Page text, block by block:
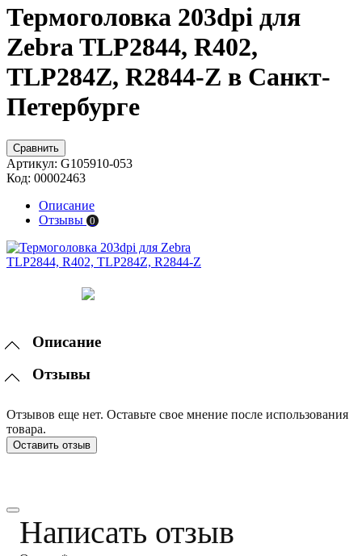
Термоголовка 203dpi для
Zebra TLP2844, R402,
TLP284Z, R2844-Z в Санкт-
Петербурге
Сравнить
Артикул: G105910-053
Код: 00002463
Описание
Отзывы 0
Описание
Отзывы
Отзывов еще нет. Оставьте свое мнение после использования
товара.
Оставить отзыв
Написать отзыв